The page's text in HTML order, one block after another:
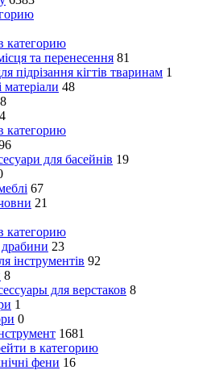
категорию
та перенесення 81
підрізання кігтів тваринам 1
48
категорию
для басейнів 19
67
21
категорию
23
інструментів 92
8
для верстаков 8
1
0
1681
в категорию
фени 16